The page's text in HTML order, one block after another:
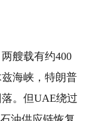
艘载有约400
海峡，特朗普
。但UAE绕过